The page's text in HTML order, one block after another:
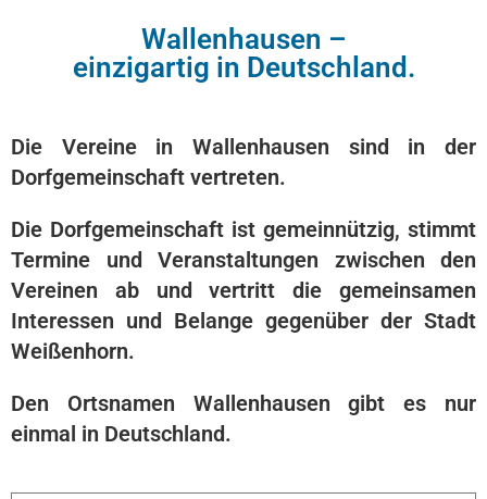
Wallenhausen –
einzigartig in Deutschland.
Die Vereine in Wallenhausen sind in der
Dorfgemeinschaft vertreten.
Die Dorfgemeinschaft ist gemeinnützig, stimmt
Termine und Veranstaltungen zwischen den
Vereinen ab und vertritt die gemeinsamen
Interessen und Belange gegenüber der Stadt
Weißenhorn.
Den Ortsnamen Wallenhausen gibt es nur
einmal in Deutschland.